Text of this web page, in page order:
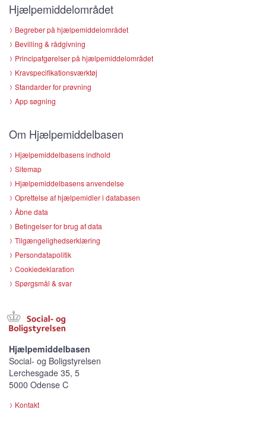
Hjælpemiddelområdet
Begreber på hjælpemiddelområdet
Bevilling & rådgivning
Principafgørelser på hjælpemiddelområdet
Kravspecifikationsværktøj
Standarder for prøvning
App søgning
Om Hjælpemiddelbasen
Hjælpemiddelbasens indhold
Sitemap
Hjælpemiddelbasens anvendelse
Oprettelse af hjælpemidler i databasen
Åbne data
Betingelser for brug af data
Tilgængelighedserklæring
Persondatapolitik
Cookiedeklaration
Spørgsmål & svar
Hjælpemiddelbasen
Social- og Boligstyrelsen
Lerchesgade 35, 5
5000 Odense C
Kontakt